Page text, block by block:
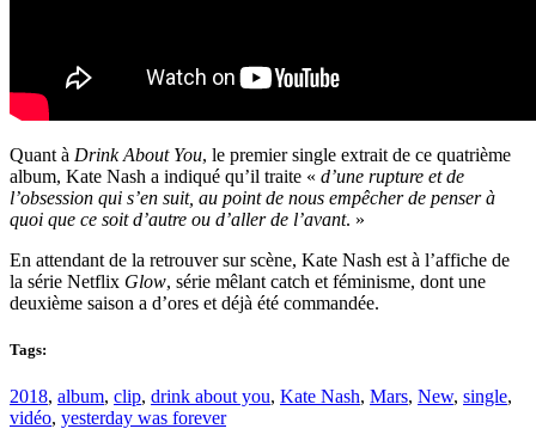
Quant à Drink About You, le premier single extrait de ce quatrième
album, Kate Nash a indiqué qu’il traite « d’une rupture et de
l’obsession qui s’en suit, au point de nous empêcher de penser à
quoi que ce soit d’autre ou d’aller de l’avant. »
En attendant de la retrouver sur scène, Kate Nash est à l’affiche de
la série Netflix Glow, série mêlant catch et féminisme, dont une
deuxième saison a d’ores et déjà été commandée.
Tags:
2018, album, clip, drink about you, Kate Nash, Mars, New, single,
vidéo, yesterday was forever